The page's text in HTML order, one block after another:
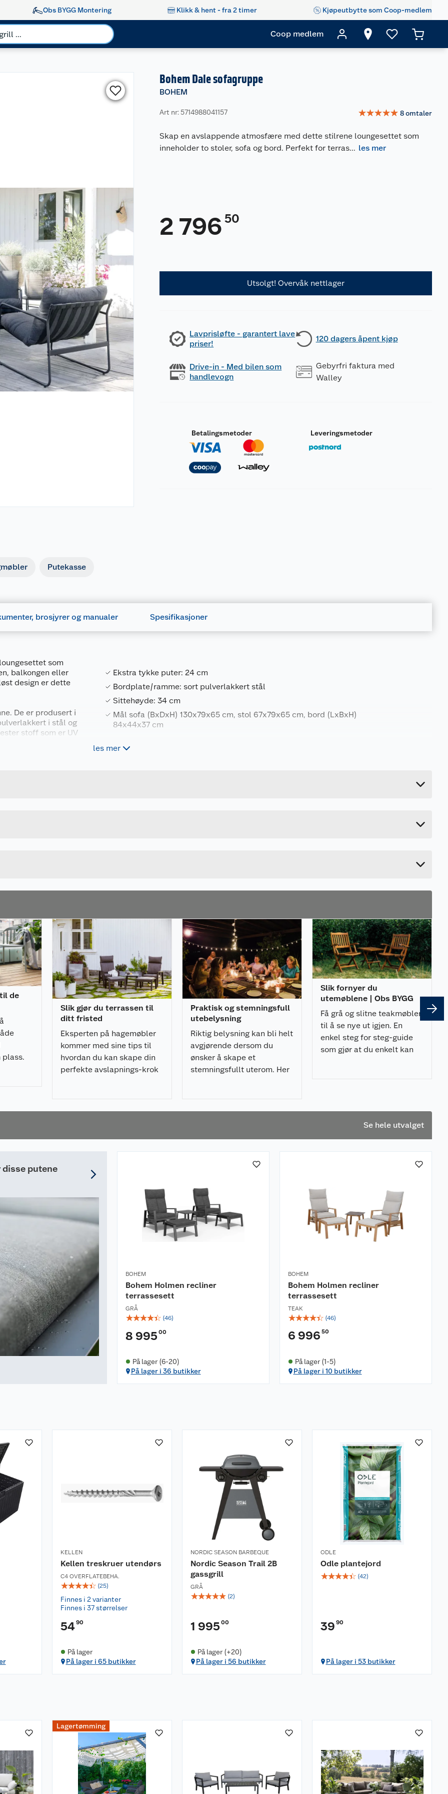
Obs BYGG Montering Klikk & hent - fra 2 timer Kjøpeutbytte som Coop-medlem
Coop medlem
Putekasse
Bohem Dale sofagruppe
BOHEM
Art nr: 5714988041157 ☆☆☆☆☆ 8omtaler
Skap en avslappende atmosfære med dette stilrene loungesettet som
inneholder to stoler, sofa og bord. Perfekt for terras... les mer
2 796 50
Utsolgt! Overvåk nettlager
Lavprisløfte - garantert lave
priser!
120 dagers åpent kjøp
Drive-in - Med bilen som
handlevogn
Gebyrfri faktura med
Walley
Betalingsmetoder Leveringsmetoder
brosjyrer og manualer Spesifikasjoner
som
balkongen eller
design er dette
De er produsert i
i stål og
stoff som er UV
en myk klut, svamp
hagemøblene dine
dem.
for vinterlagring,
og gjerne
Ekstra tykke puter: 24 cm
Bordplate/ramme: sort pulverlakkert stål
Sittehøyde: 34 cm
Mål sofa (BxDxH) 130x79x65 cm, stol 67x79x65 cm, bord (LxBxH)
84x44x37 cm
les mer
de
Slik gjør du terrassen til
ditt fristed
Eksperten på hagemøbler
kommer med sine tips til
hvordan du kan skape din
perfekte avslapnings-krok
Praktisk og stemningsfull
utebelysning
Riktig belysning kan bli helt
avgjørende dersom du
ønsker å skape et
stemningsfullt uterom. Her
Slik fornyer du
utemøblene | Obs BYGG
Få grå og slitne teakmøbler
til å se nye ut igjen. En
enkel steg for steg-guide
som gjør at du enkelt kan
Se hele utvalget
disse putene
BOHEM
Bohem Holmen recliner
terrassesett
GRÅ
☆☆☆☆☆ (46)
8 995 00
På lager (6-20)
På lager i 36 butikker
BOHEM
Bohem Holmen recliner
terrassesett
TEAK
☆☆☆☆☆ (46)
6 996 50
På lager (1-5)
På lager i 10 butikker
KELLEN
Kellen treskruer utendørs
C4 OVERFLATEBEHA.
☆☆☆☆☆ (25)
Finnes i 2 varianter
Finnes i 37 størrelser
5490
På lager
På lager i 65 butikker
NORDIC SEASON BARBEQUE
Nordic Season Trail 2B
gassgrill
GRÅ
☆☆☆☆☆ (2)
1 995 00
På lager (+20)
På lager i 56 butikker
ODLE
Odle plantejord
☆☆☆☆☆ (42)
39 90
På lager i 53 butikker
Lagertømming